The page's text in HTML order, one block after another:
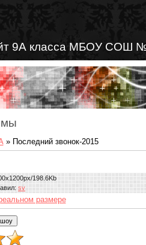
9А класса МБОУ СОШ
» Последний звонок-2015
198.6Kb
: sv
размере